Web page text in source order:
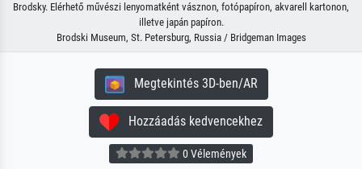
Brodsky. Elérhető művészi lenyomatként vásznon, fotópapíron, akvarell kartonon,
illetve japán papíron.
Brodski Museum, St. Petersburg, Russia / Bridgeman Images
Megtekintés 3D-ben/AR
Hozzáadás kedvencekhez
0 Vélemények